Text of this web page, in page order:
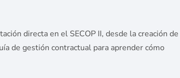
directa en el SECOP II, desde la creación de
de gestión contractual para aprender cómo